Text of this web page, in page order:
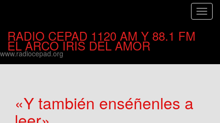
C
RADIO CEPAD 1120 AM Y 88.1 FM
EL ARCO IRIS DEL AMOR
www.radiocepad.org
«Y también enséñenles a